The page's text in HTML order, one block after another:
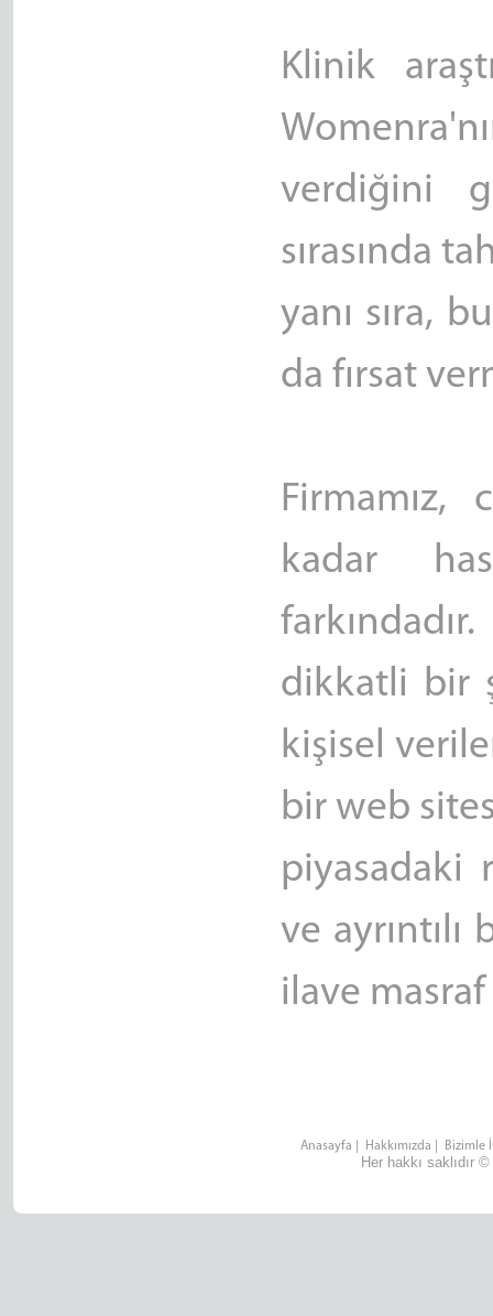
Klinik
verdiğini
sırasında
yanı sıra,
da fırsat
Firmamız,
kadar
dikkatli bir
kişisel
bir web
piyasadaki
ve
ilave masraf
Anasayfa Hakkımızda Bizimle
Her hakkı saklıdır